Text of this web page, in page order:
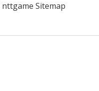
nttgame Sitemap